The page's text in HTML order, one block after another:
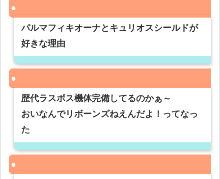
パルマフィキオーナとキュリオスシールドが
好きな理由
歴代ラスボス機体完備してるのかぁ～
おいなんでリボーンズねえんだよ！ってなっ
た